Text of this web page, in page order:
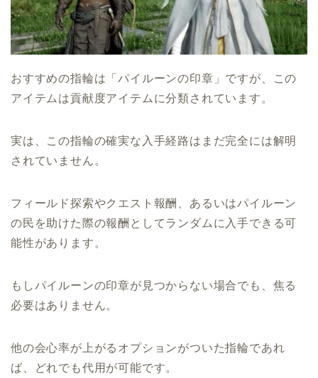
おすすめの指輪は「パイルーンの印章」ですが、この
アイテムは貢献度アイテムに分類されています。
実は、この指輪の確実な入手経路はまだ完全には解明
されていません。
フィールド探索やクエスト報酬、あるいはパイルーン
の民を助けた際の報酬としてランダムに入手できる可
能性があります。
もしパイルーンの印章が見つからない場合でも、焦る
必要はありません。
他の会心率が上がるオプションがついた指輪であれ
ば、どれでも代用が可能です。